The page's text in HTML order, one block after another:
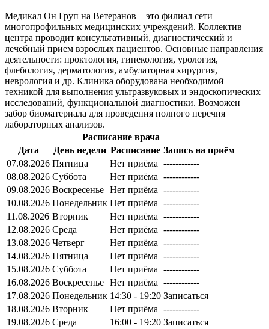
Медикал Он Груп на Ветеранов – это филиал сети
многопрофильных медицинских учреждений. Коллектив
центра проводит консультативный, диагностический и
лечебный прием взрослых пациентов. Основные направления
деятельности: проктология, гинекология, урология,
флебология, дерматология, амбулаторная хирургия,
неврология и др. Клиника оборудована необходимой
техникой для выполнения ультразвуковых и эндоскопических
исследований, функциональной диагностики. Возможен
забор биоматериала для проведения полного перечня
лабораторных анализов.
Расписание врача
Дата
День недели Расписание Запись на приём
07.08.2026 Пятница Нет приёма ------------
08.08.2026 Суббота Нет приёма ------------
09.08.2026 Воскресенье Нет приёма ------------
10.08.2026 Понедельник Нет приёма ------------
11.08.2026 Вторник Нет приёма ------------
12.08.2026 Среда Нет приёма ------------
13.08.2026 Четверг Нет приёма ------------
14.08.2026 Пятница Нет приёма ------------
15.08.2026 Суббота Нет приёма ------------
16.08.2026 Воскресенье Нет приёма ------------
17.08.2026 Понедельник 14:30 - 19:20 Записаться
18.08.2026 Вторник Нет приёма ------------
19.08.2026 Среда 16:00 - 19:20 Записаться